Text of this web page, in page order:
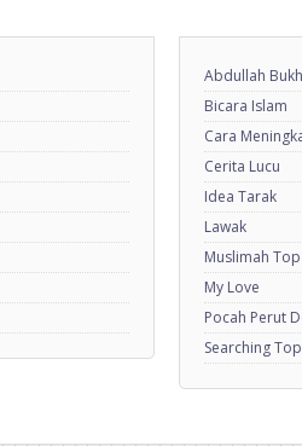
Abdullah
Bicara Islam
Cara
Cerita Lucu
Idea Tarak
Lawak
Muslimah
My Love
Pocah Perut
Searching